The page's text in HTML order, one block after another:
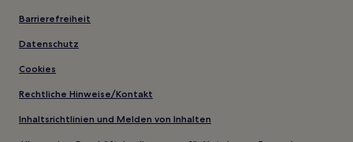
Barrierefreiheit
Datenschutz
Cookies
Rechtliche Hinweise/Kontakt
Inhaltsrichtlinien und Melden von Inhalten